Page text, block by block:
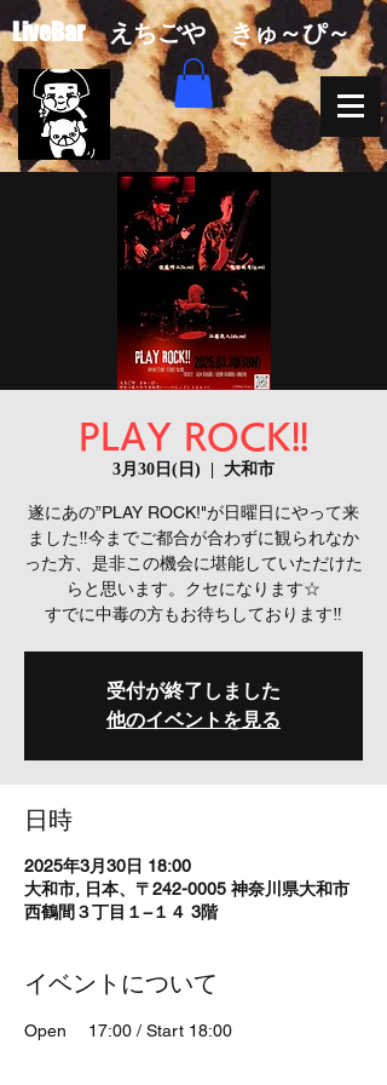
​LiveBar えちごや きゅ～ぴ～
PLAY ROCK!!
3月30日(日)
  |
大和市
遂にあの”PLAY ROCK!"が日曜日にやって来
ました‼今までご都合が合わずに観られなか
った方、是非この機会に堪能していただけた
らと思います。クセになります☆
すでに中毒の方もお待ちしております‼
受付が終了しました
他のイベントを見る
日時
2025年3月30日 18:00
大和市, 日本、〒242-0005 神奈川県大和市
西鶴間３丁目１−１４ 3階
イベントについて
Open 　17:00 / Start 18:00